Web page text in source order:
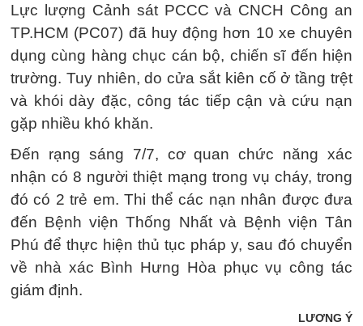
Lực lượng Cảnh sát PCCC và CNCH Công an
TP.HCM (PC07) đã huy động hơn 10 xe chuyên
dụng cùng hàng chục cán bộ, chiến sĩ đến hiện
trường. Tuy nhiên, do cửa sắt kiên cố ở tầng trệt
và khói dày đặc, công tác tiếp cận và cứu nạn
gặp nhiều khó khăn.
Đến rạng sáng 7/7, cơ quan chức năng xác
nhận có 8 người thiệt mạng trong vụ cháy, trong
đó có 2 trẻ em. Thi thể các nạn nhân được đưa
đến Bệnh viện Thống Nhất và Bệnh viện Tân
Phú để thực hiện thủ tục pháp y, sau đó chuyển
về nhà xác Bình Hưng Hòa phục vụ công tác
giám định.
LƯƠNG Ý